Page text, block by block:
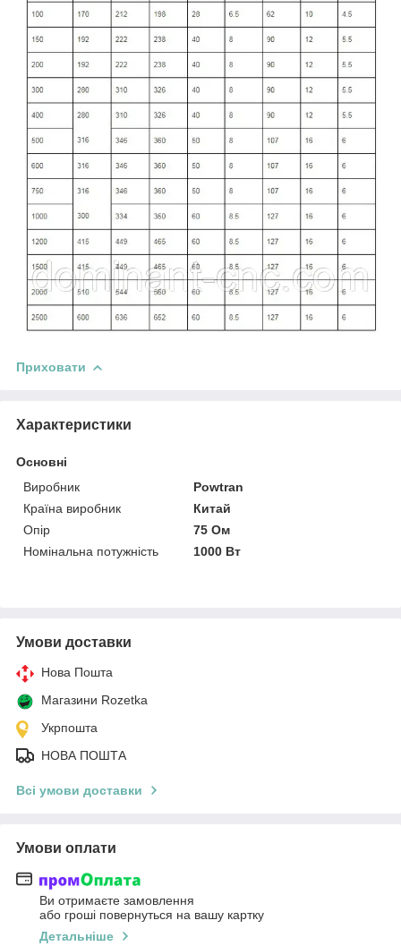
Приховати
Характеристики
Основні
Виробник
Powtran
Країна виробник
Китай
Опір
75 Ом
Номінальна потужність
1000 Вт
Умови доставки
Нова Пошта
Магазини Rozetka
Укрпошта
НОВА ПОШТА
Всі умови доставки
Умови оплати
Ви отримаєте замовлення
або гроші повернуться на вашу картку
Детальніше